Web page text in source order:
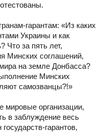
гарантам: «Из каких
Украины и как
Что за пять лет,
Минских соглашений,
на земле Донбасса?
Минских
самозванцы?!»
организации,
в заблуждение весь
гарантов,